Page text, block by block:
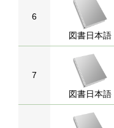
6
図書日本語
7
図書日本語